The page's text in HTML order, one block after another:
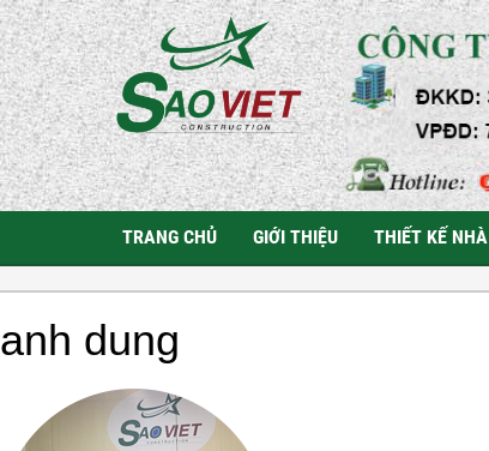
TRANG CHỦ GIỚI THIỆU THIẾT KẾ NHÀ
anh dung